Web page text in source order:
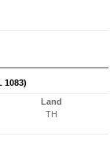
1083)
Land
TH